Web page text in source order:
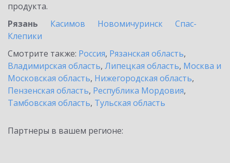
продукта.
Рязань
Касимов Новомичуринск
Спас-
Клепики
Смотрите также: Россия, Рязанская область,
Владимирская область, Липецкая область, Москва и
Московская область, Нижегородская область,
Пензенская область, Республика Мордовия,
Тамбовская область, Тульская область
Партнеры в вашем регионе: